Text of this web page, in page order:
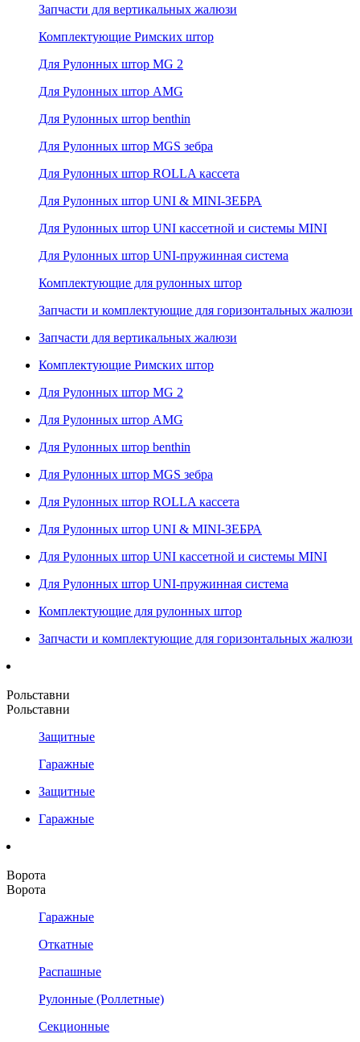
Запчасти для вертикальных жалюзи
Комплектующие Римских штор
Для Рулонных штор MG 2
Для Рулонных штор AMG
Для Рулонных штор benthin
Для Рулонных штор MGS зебра
Для Рулонных штор ROLLA кассета
Для Рулонных штор UNI & MINI-ЗЕБРА
Для Рулонных штор UNI кассетной и системы MINI
Для Рулонных штор UNI-пружинная система
Комплектующие для рулонных штор
Запчасти и комплектующие для горизонтальных жалюзи
Запчасти для вертикальных жалюзи
Комплектующие Римских штор
Для Рулонных штор MG 2
Для Рулонных штор AMG
Для Рулонных штор benthin
Для Рулонных штор MGS зебра
Для Рулонных штор ROLLA кассета
Для Рулонных штор UNI & MINI-ЗЕБРА
Для Рулонных штор UNI кассетной и системы MINI
Для Рулонных штор UNI-пружинная система
Комплектующие для рулонных штор
Запчасти и комплектующие для горизонтальных жалюзи
Рольставни
Рольставни
Защитные
Гаражные
Защитные
Гаражные
Ворота
Ворота
Гаражные
Откатные
Распашные
Рулонные (Роллетные)
Секционные